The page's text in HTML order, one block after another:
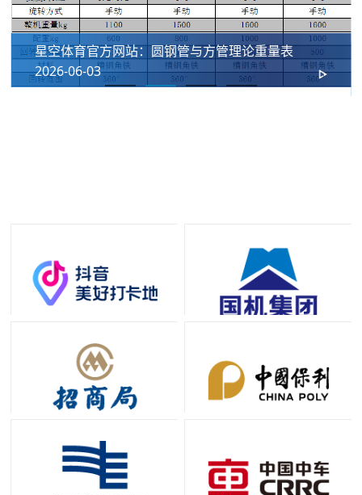
量表
2026管板厂家最新推荐管板法兰、不锈
器、加工厂家选择指南